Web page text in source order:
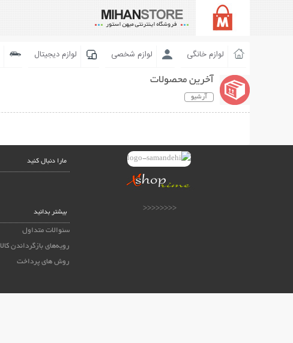
لوازم خانگی لوازم شخصی لوازم دیجیتال
آخرین محصولات
آرشیو
<<<<<<<<
مارا دنبال کنید
بیشتر بدانید
سئوالات متداول
رویه‌های بازگرداندن کالا
روش های پرداخت